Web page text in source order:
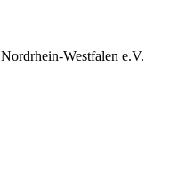
Westfalen e.V.